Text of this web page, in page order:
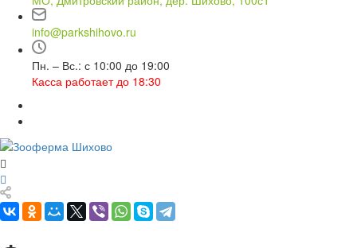
info@parkshihovo.ru
Пн. – Вс.: с 10:00 до 19:00
Касса работает до 18:30